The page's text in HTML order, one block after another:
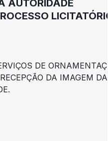
AUTORIDADE
DE
DA IMAGEM DA